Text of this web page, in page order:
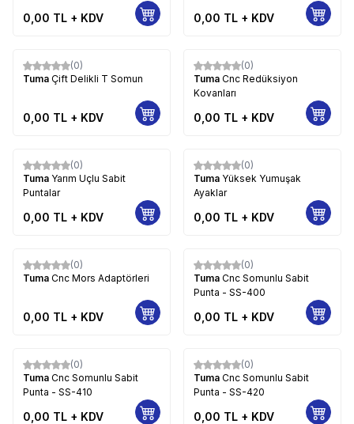
0,00 TL + KDV 0,00 TL + KDV
(0)
Tuma Çift Delikli T Somun
0,00 TL + KDV
(0)
Tuma Cnc Redüksiyon
Kovanları
0,00 TL + KDV
(0)
Tuma Yarım Uçlu Sabit
Puntalar
0,00 TL + KDV
(0)
Tuma Yüksek Yumuşak
Ayaklar
0,00 TL + KDV
(0)
Tuma Cnc Mors Adaptörleri
0,00 TL + KDV
(0)
Tuma Cnc Somunlu Sabit
Punta - SS-400
0,00 TL + KDV
(0)
Tuma Cnc Somunlu Sabit
Punta - SS-410
0,00 TL + KDV
(0)
Tuma Cnc Somunlu Sabit
Punta - SS-420
0,00 TL + KDV